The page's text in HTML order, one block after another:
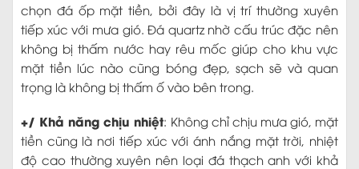
chọn đá ốp mặt tiền, bởi đây là vị trí thường xuyên
tiếp xúc với mưa gió. Đá quartz nhờ cấu trúc đặc nên
không bị thấm nước hay rêu mốc giúp cho khu vực
mặt tiền lúc nào cũng bóng đẹp, sạch sẽ và quan
trọng là không bị thấm ố vào bên trong.
+/ Khả năng chịu nhiệt: Không chỉ chịu mưa gió, mặt
tiền cũng là nơi tiếp xúc với ánh nắng mặt trời, nhiệt
độ cao thường xuyên nên loại đá thạch anh với khả